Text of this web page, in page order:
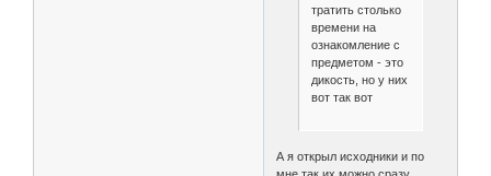
тратить столько
времени на
ознакомление с
предметом - это
дикость, но у них
вот так вот
А я открыл исходники и по